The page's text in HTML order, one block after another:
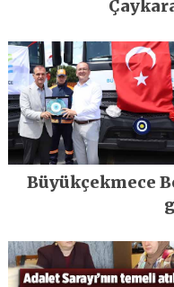
Büyükçekmece